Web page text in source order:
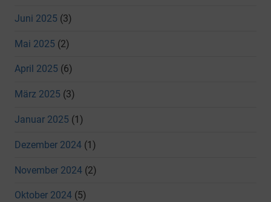
Juni 2025 (3)
Mai 2025 (2)
April 2025 (6)
März 2025 (3)
Januar 2025 (1)
Dezember 2024 (1)
November 2024 (2)
Oktober 2024 (5)